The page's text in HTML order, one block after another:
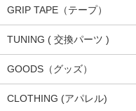
GRIP TAPE（テープ）
TUNING ( 交換パーツ )
GOODS（グッズ）
CLOTHING (アパレル)